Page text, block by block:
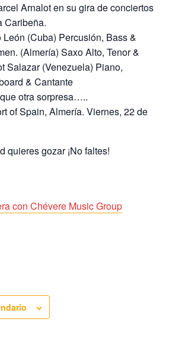
Arnalot en su gira de conciertos
Caribeña.
(Cuba) Percusión, Bass &
(Almería) Saxo Alto, Tenor &
Salazar (Venezuela) Piano,
& Cantante
otra sorpresa…..
of Spain, Almería. Viernes, 22 de
quieres gozar ¡No faltes!
con Chévere Music Group